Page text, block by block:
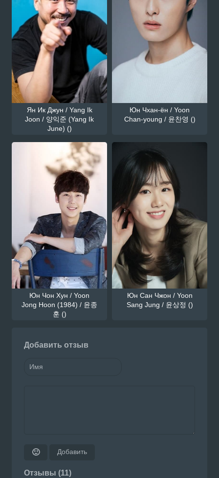
Ян Ик Джун / Yang Ik
Joon / 양익준 (Yang Ik
June) ()
Юн Чхан-ён / Yoon
Chan-young / 윤찬영 ()
Юн Чон Хун / Yoon
Jong Hoon (1984) / 윤종
훈 ()
Юн Сан Чжон / Yoon
Sang Jung / 윤상정 ()
Добавить отзыв
🙂 Добавить
Отзывы (11)